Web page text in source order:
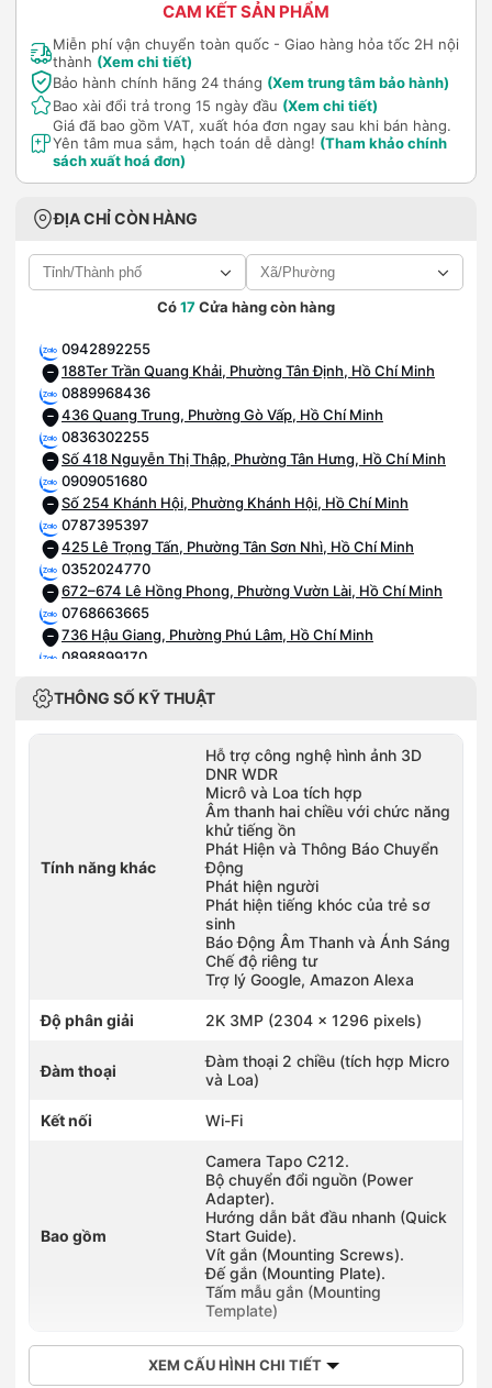
CAM KẾT SẢN PHẨM
Miễn phí vận chuyển toàn quốc - Giao hàng hỏa tốc 2H nội
thành (Xem chi tiết)
Bảo hành chính hãng 24 tháng (Xem trung tâm bảo hành)
Bao xài đổi trả trong 15 ngày đầu (Xem chi tiết)
Giá đã bao gồm VAT, xuất hóa đơn ngay sau khi bán hàng.
Yên tâm mua sắm, hạch toán dễ dàng! (Tham khảo chính
sách xuất hoá đơn)
ĐỊA CHỈ CÒN HÀNG
Có17Cửa hàng còn hàng
0942892255
188Ter Trần Quang Khải, Phường Tân Định, Hồ Chí Minh
0889968436
436 Quang Trung, Phường Gò Vấp, Hồ Chí Minh
0836302255
Số 418 Nguyễn Thị Thập, Phường Tân Hưng, Hồ Chí Minh
0909051680
Số 254 Khánh Hội, Phường Khánh Hội, Hồ Chí Minh
0787395397
425 Lê Trọng Tấn, Phường Tân Sơn Nhì, Hồ Chí Minh
0352024770
672–674 Lê Hồng Phong, Phường Vườn Lài, Hồ Chí Minh
0768663665
736 Hậu Giang, Phường Phú Lâm, Hồ Chí Minh
0898899170
0909222156
225 Phan Châu Trinh, Phường Tam Kỳ, Đà Nẵng
153 Nguyễn Văn Linh, Phường Hải Châu, Đà Nẵng
460-462 Đường Tôn Đức Thắng, Phường Hòa Khánh, Đà
Nẵng
Số 267 Lê Duẩn Khu Phước Hải, Phường Long Thành, Đồng
139 Quốc Lộ 9, Phường Nam Đông Hà, Quảng Trị
Số 96 Trần Hưng Đạo, Phường Đồng Hới, Quảng Trị
0905668848
48 Đống Đa, Phường Thuận Hóa, Huế
0789196363
THÔNG SỐ KỸ THUẬT
Tính năng khác
Hỗ trợ công nghệ hình ảnh 3D
DNR WDR
Micrô và Loa tích hợp
Âm thanh hai chiều với chức năng
khử tiếng ồn
Phát Hiện và Thông Báo Chuyển
Động
Phát hiện người
Phát hiện tiếng khóc của trẻ sơ
sinh
Báo Động Âm Thanh và Ánh Sáng
Chế độ riêng tư
Trợ lý Google, Amazon Alexa
Độ phân giải 2K 3MP (2304 x 1296 pixels)
Đàm thoại
Đàm thoại 2 chiều (tích hợp Micro
và Loa)
Kết nối Wi-Fi
Bao gồm
Camera Tapo C212.
Bộ chuyển đổi nguồn (Power
Adapter).
Hướng dẫn bắt đầu nhanh (Quick
Start Guide).
Vít gắn (Mounting Screws).
Đế gắn (Mounting Plate).
Tấm mẫu gắn (Mounting
Template)
XEM CẤU HÌNH CHI TIẾT